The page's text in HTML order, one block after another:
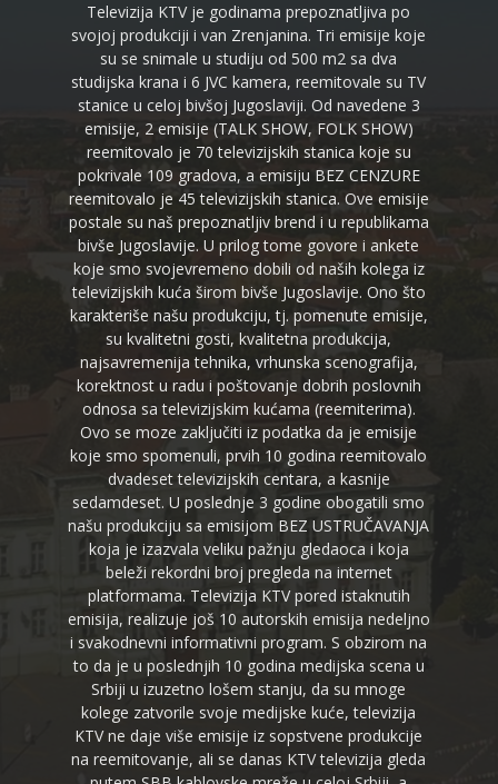
Televizija KTV je godinama prepoznatljiva po
svojoj produkciji i van Zrenjanina. Tri emisije koje
su se snimale u studiju od 500 m2 sa dva
studijska krana i 6 JVC kamera, reemitovale su TV
stanice u celoj bivšoj Jugoslaviji. Od navedene 3
emisije, 2 emisije (TALK SHOW, FOLK SHOW)
reemitovalo je 70 televizijskih stanica koje su
pokrivale 109 gradova, a emisiju BEZ CENZURE
reemitovalo je 45 televizijskih stanica. Ove emisije
postale su naš prepoznatljiv brend i u republikama
bivše Jugoslavije. U prilog tome govore i ankete
koje smo svojevremeno dobili od naših kolega iz
televizijskih kuća širom bivše Jugoslavije. Ono što
karakteriše našu produkciju, tj. pomenute emisije,
su kvalitetni gosti, kvalitetna produkcija,
najsavremenija tehnika, vrhunska scenografija,
korektnost u radu i poštovanje dobrih poslovnih
odnosa sa televizijskim kućama (reemiterima).
Ovo se moze zaključiti iz podatka da je emisije
koje smo spomenuli, prvih 10 godina reemitovalo
dvadeset televizijskih centara, a kasnije
sedamdeset. U poslednje 3 godine obogatili smo
našu produkciju sa emisijom BEZ USTRUČAVANJA
koja je izazvala veliku pažnju gledaoca i koja
beleži rekordni broj pregleda na internet
platformama. Televizija KTV pored istaknutih
emisija, realizuje još 10 autorskih emisija nedeljno
i svakodnevni informativni program. S obzirom na
to da je u poslednjih 10 godina medijska scena u
Srbiji u izuzetno lošem stanju, da su mnoge
kolege zatvorile svoje medijske kuće, televizija
KTV ne daje više emisije iz sopstvene produkcije
na reemitovanje, ali se danas KTV televizija gleda